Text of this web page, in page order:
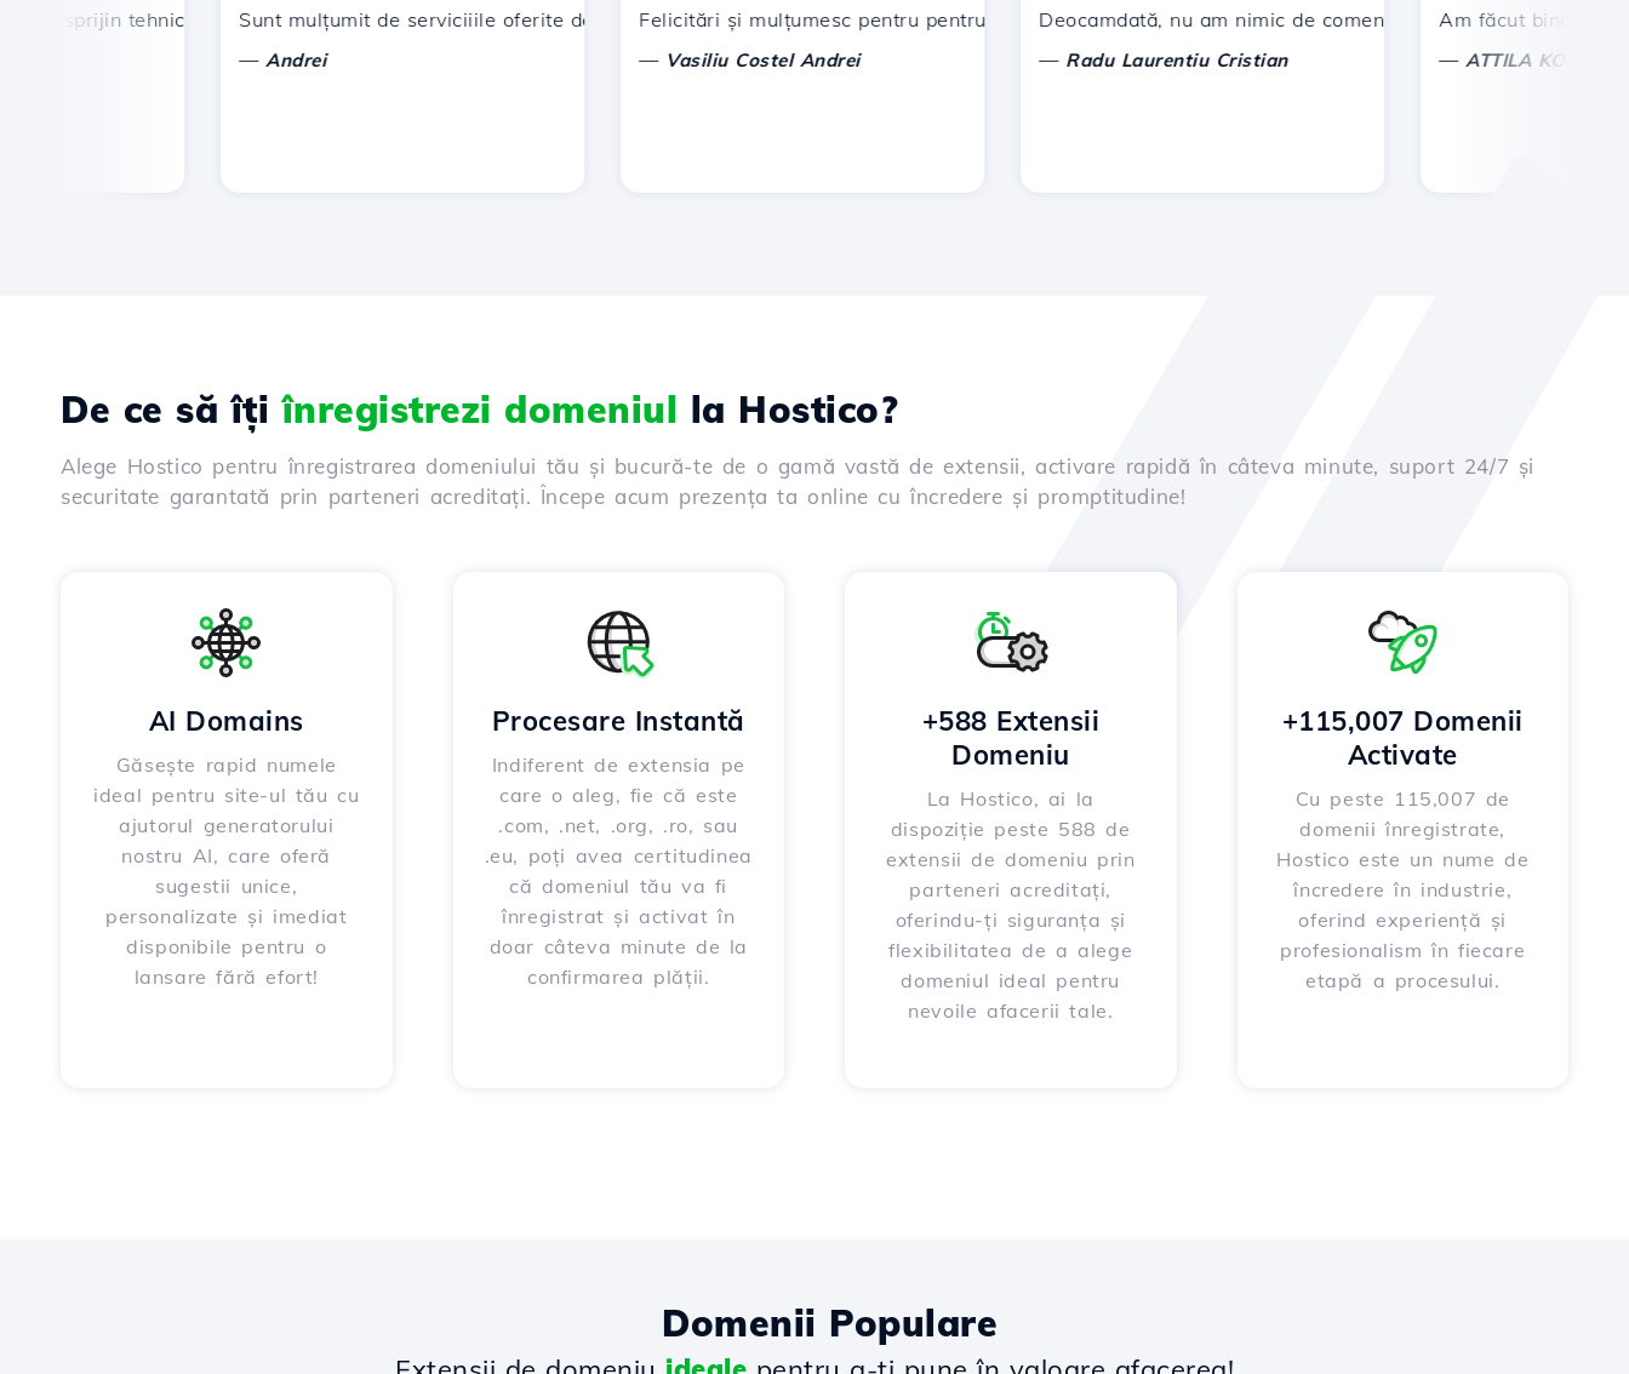
sprijin tehnic prompt și eficient.Sunt mulțumit de serviciiile oferite de Hostico. V-am recomandat și altor cunoștințe.
Andrei
Felicitări și mulțumesc pentru pentru sprijinul acordat !
Vasiliu Costel Andrei
Deocamdată, nu am nimic de comentat, ci doar de apreciat. Cu
Radu Laurentiu Cristian
Am făcut bine ca am
ATTILA KOLES
De ce să îțiînregistrezi domeniul la Hostico?
Alege Hostico pentru înregistrarea domeniului tău și bucură-te de o gamă vastă de extensii, activare rapidă în câteva minute, suport 24/7 și
securitate garantată prin parteneri acreditați. Începe acum prezența ta online cu încredere și promptitudine!
AI Domains
Găsește rapid numele
ideal pentru site-ul tău cu
ajutorul generatorului
nostru AI, care oferă
sugestii unice,
personalizate și imediat
disponibile pentru o
lansare fără efort!
Procesare Instantă
Indiferent de extensia pe
care o aleg, fie că este
.com, .net, .org, .ro, sau
.eu, poți avea certitudinea
că domeniul tău va fi
înregistrat și activat în
doar câteva minute de la
confirmarea plății.
+588 Extensii
Domeniu
La Hostico, ai la
dispoziție peste 588 de
extensii de domeniu prin
parteneri acreditați,
oferindu-ți siguranța și
flexibilitatea de a alege
domeniul ideal pentru
nevoile afacerii tale.
+115,007 Domenii
Activate
Cu peste 115,007 de
domenii înregistrate,
Hostico este un nume de
încredere în industrie,
oferind experiență și
profesionalism în fiecare
etapă a procesului.
Domenii Populare